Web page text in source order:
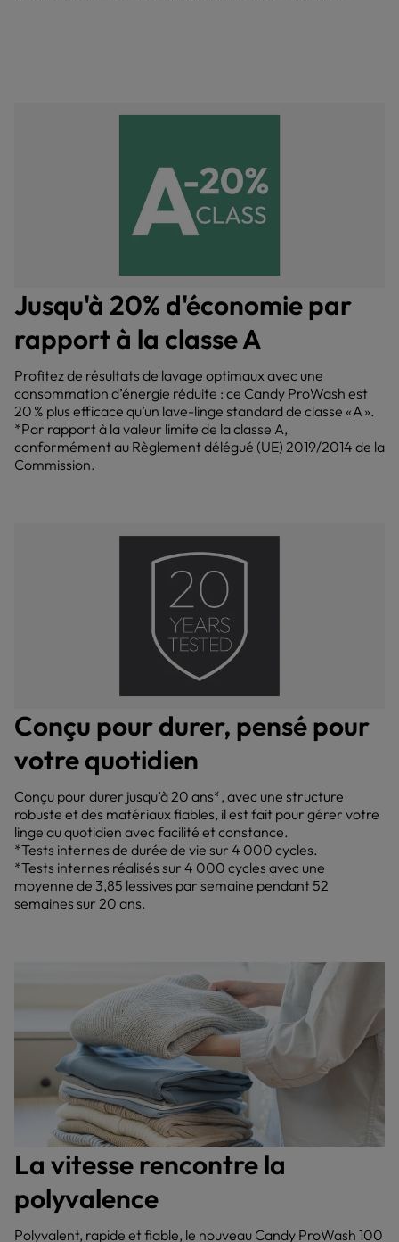
Jusqu'à 20% d'économie par
rapport à la classe A
Profitez de résultats de lavage optimaux avec une
consommation d’énergie réduite : ce Candy ProWash est
20 % plus efficace qu’un lave-linge standard de classe « A ».
*Par rapport à la valeur limite de la classe A,
conformément au Règlement délégué (UE) 2019/2014 de la
Commission.
Conçu pour durer, pensé pour
votre quotidien
Conçu pour durer jusqu’à 20 ans*, avec une structure
robuste et des matériaux fiables, il est fait pour gérer votre
linge au quotidien avec facilité et constance.
*Tests internes de durée de vie sur 4 000 cycles.
*Tests internes réalisés sur 4 000 cycles avec une
moyenne de 3,85 lessives par semaine pendant 52
semaines sur 20 ans.
La vitesse rencontre la
polyvalence
Polyvalent, rapide et fiable, le nouveau Candy ProWash 100